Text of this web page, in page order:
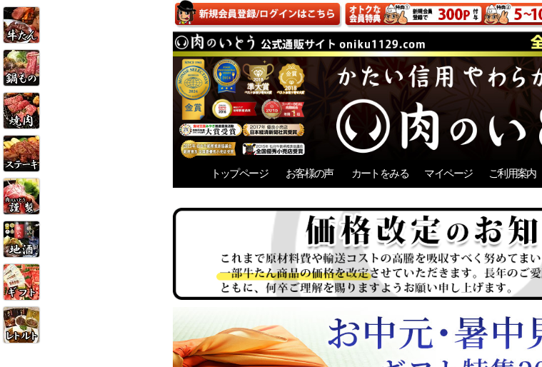
トップページ お客様の声 カートをみる マイページ ご利用案内